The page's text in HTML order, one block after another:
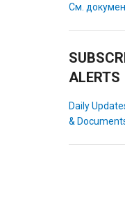
См.
ALERTS
Daily
&